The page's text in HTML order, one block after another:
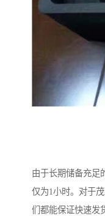
由于长期储备充足
仅为1小时。对于
们都能保证快速发